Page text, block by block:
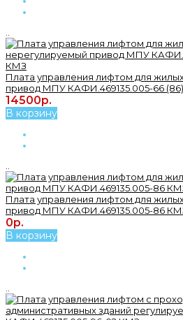
Плата управления лифтом для
привод МПУ КАФИ.469135.005-66
14500р.
В корзину
Плата управления лифтом для
привод МПУ КАФИ.469135.005-86
0р.
В корзину